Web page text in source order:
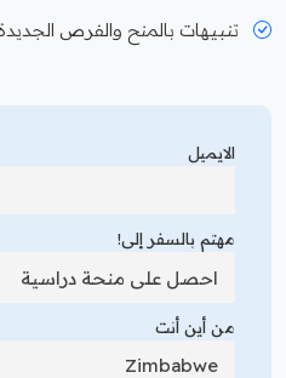
تنبيهات بالمنح والفرص
الايميل
مهتم بالسفر إلى!
من أين أنت